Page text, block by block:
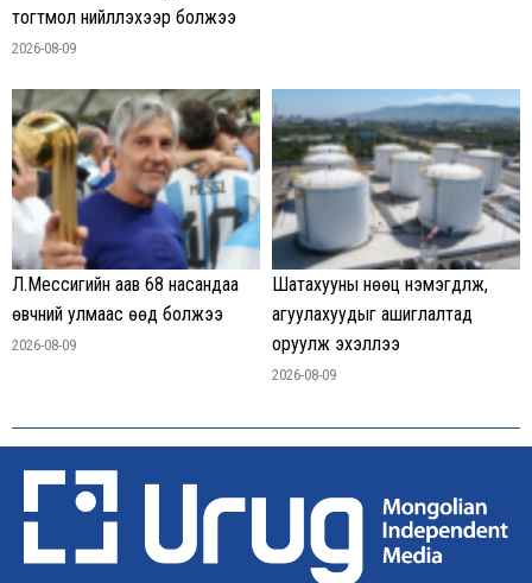
тогтмол нийлүүлэхээр болжээ
2026-08-09
Л.Мессигийн аав 68 насандаа
өвчний улмаас өөд болжээ
2026-08-09
Шатахууны нөөц нэмэгдүүлж,
агуулахуудыг ашиглалтад
оруулж эхэллээ
2026-08-09